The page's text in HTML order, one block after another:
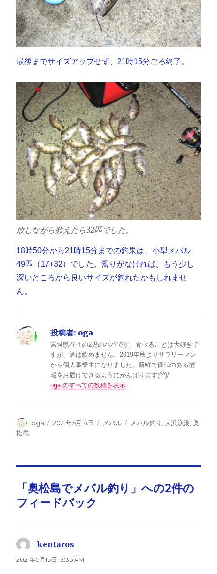
最後までサイズアップせず、21時15分ごろ終了。
放しながら数えたら32匹でした。
18時50分から21時15分までの釣果は、小型メバル
49匹（17+32）でした。濁りがなければ、もう少し
深いところから良いサイズが釣れたかもしれませ
ん。
投稿者: oga
宮城県在住の2児のパパです。食べることは大好きで
すが、酒は飲めません。2019年秋よりサラリーマン
から個人事業主になりました。新鮮で価値のある情
報をお届けできるようにがんばります(^^)/
oga のすべての投稿を表示
投
oga
投
2021年5月14日
カ
メバル
タ
メバル釣り , 大浜漁港,奥
松島
「奥松島でメバル釣り」への2件の
フィードバック
kentaros
り:
2021年5月15日 12:35 AM